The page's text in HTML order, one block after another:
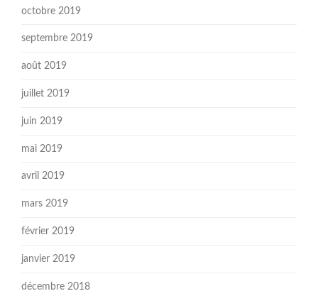
octobre 2019
septembre 2019
août 2019
juillet 2019
juin 2019
mai 2019
avril 2019
mars 2019
février 2019
janvier 2019
décembre 2018